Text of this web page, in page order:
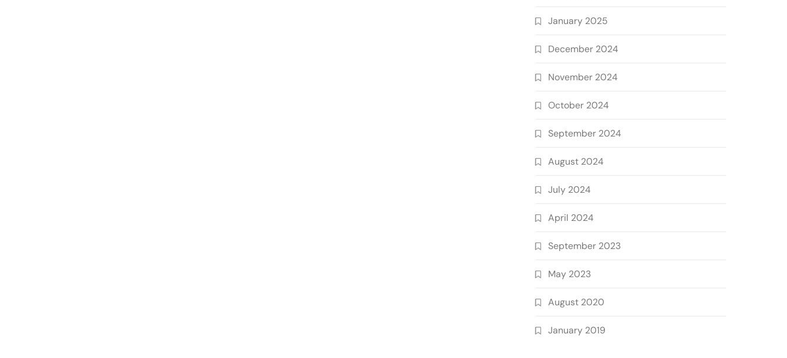
January 2025
December 2024
November 2024
October 2024
September 2024
August 2024
July 2024
April 2024
September 2023
May 2023
August 2020
January 2019